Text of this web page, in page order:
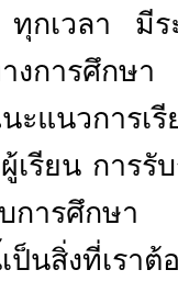
กเวลา มีร
างการศึก
ะแนวการเ
เรียน การ
การศึกษา
นสิ่งที่เรา